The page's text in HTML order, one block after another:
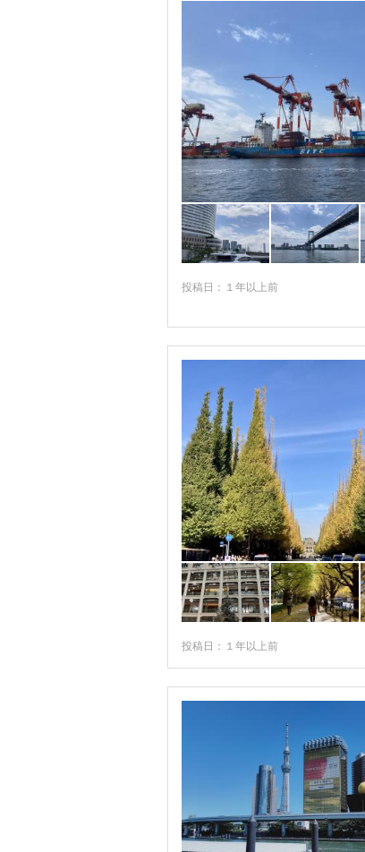
三田・田町・芝浦
白金
目黒
品川
浜松町・竹芝
大崎・五反田
六本木・赤坂
錦糸町・両国・亀戸
羽田・大森・蒲田
高尾・八王子・町田・立川
伊豆諸島
小笠原諸島
投稿日：１年以上前
投稿日：１年以上前